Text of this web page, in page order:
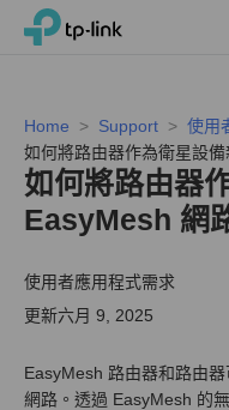
Click
navigation
bar
TP-Link, Reliably Smart
Home Support
使用
如何將路由器作為衛星設
如何將路由器
EasyMesh 網
使用者應用程式需求
更新六月 9, 2025
EasyMesh 路由器和路由
網路。透過 EasyMesh 的